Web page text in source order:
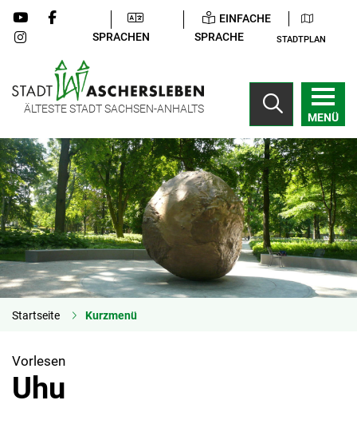
SPRACHEN
EINFACHE
SPRACHE
STADTPLAN
ÄLTESTE STADT SACHSEN-ANHALTS
MENÜ
Startseite Kurzmenü
Vorlesen
Uhu